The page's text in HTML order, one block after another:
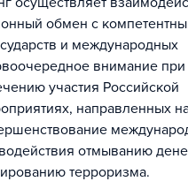
обмен с
и международных
внимание при
участия Российской
направленных
отмыванию
терроризма.